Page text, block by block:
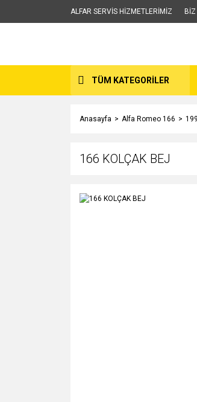
ALFAR SERVİS HİZMETLERİMİZ
TÜM KATEGORİLER
Anasayfa Alfa Romeo 166
166 KOLÇAK BEJ